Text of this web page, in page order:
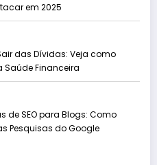
em 2025
das Dívidas: Veja como
Saúde Financeira
de SEO para Blogs: Como
Pesquisas do Google